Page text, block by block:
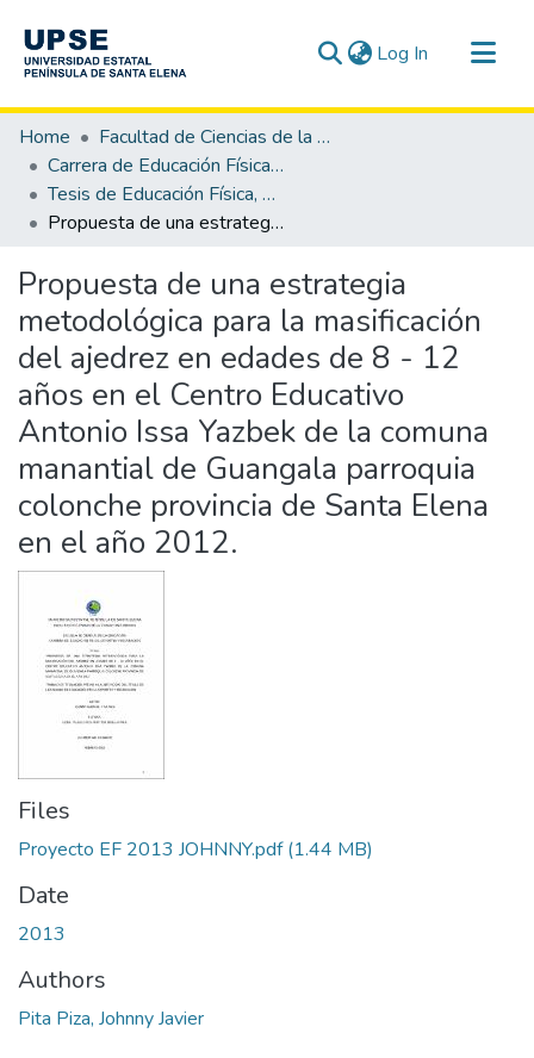
Log In (current)
Communities & Collections
All of DSpace
Statistics
Home
Facultad de Ciencias de la Educación e Idiomas
Carrera de Educación Física, Deporte y Recreación
Tesis de Educación Física, Deporte y Recreación
Propuesta de una estrategia metodológica para la masificación del ajedrez en edades de 8 - 12 años en el Centro Educativo Antonio Issa Yazbek de la comuna manantial de Guangala parroquia colonche provincia de Santa Elena en el año 2012.
Propuesta de una estrategia
metodológica para la masificación
del ajedrez en edades de 8 - 12
años en el Centro Educativo
Antonio Issa Yazbek de la comuna
manantial de Guangala parroquia
colonche provincia de Santa Elena
en el año 2012.
Files
Proyecto EF 2013 JOHNNY.pdf(1.44 MB)
Date
2013
Authors
Pita Piza, Johnny Javier